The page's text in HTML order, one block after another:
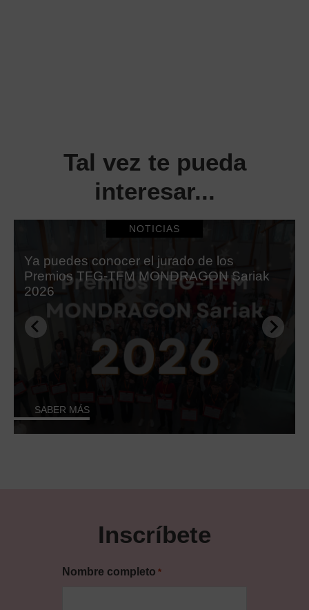
Tal vez te pueda
interesar...
NOTICIAS
Ya puedes conocer el jurado de los
Premios TFG-TFM MONDRAGON Sariak
2026
SABER MÁS
Inscríbete
Nombre completo *